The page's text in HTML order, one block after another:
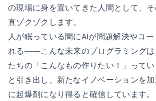
の現場に身を置いてきた人間として、
直ゾクゾクします。
人が眠っている間にAIが問題解決やコー
れる――こんな未来のプログラミングは
たちの「こんなもの作りたい！」って
と引き出し、新たなイノベーションを
に起爆剤になり得ると確信しています。